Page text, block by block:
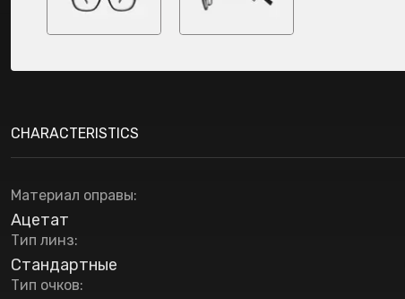
CHARACTERISTICS
Материал оправы:
Ацетат
Тип линз:
Стандартные
Тип очков: